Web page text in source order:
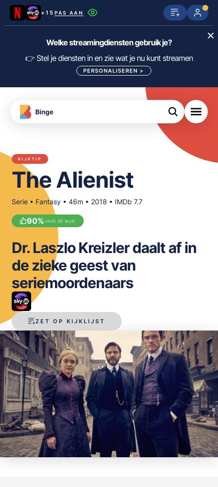
+15 PAS AAN
Netflix SkyShowtime Prime Video
Disney+ Videoland HBO Max
Viaplay Apple TV
KIJK
meJane Canal+
FILTER FILMS EN SERIES OP MIJN
ALLES/NIETS SELECTEREN
Welke streamingdiensten gebruik je?
👉 Stel je diensten in en zie wat je nu kunt streamen
PERSONALISEREN >
Download
App
KIJKTIP
The Alienist
Serie • Fantasy • 46m • 2018 • IMDb 7.7
90%vindt dit leuk!
ZET OP KIJKLIJST
Dr. Laszlo Kreizler daalt af in
de zieke geest van
seriemoordenaars